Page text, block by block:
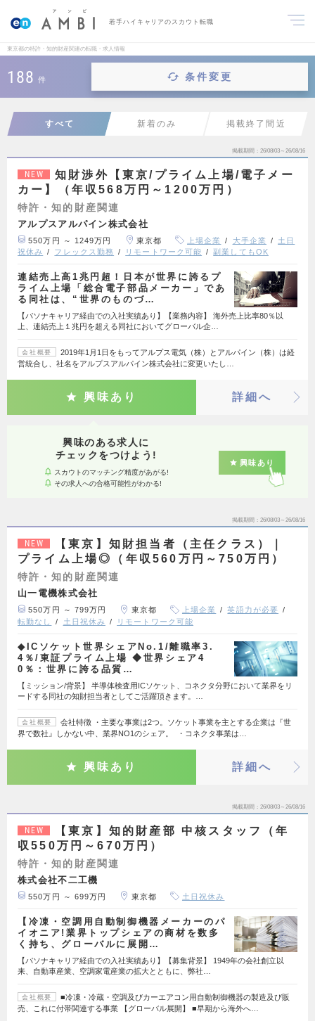
若手ハイキャリアのスカウト転職
東京都の特許・知的財産関連の転職・求人情報
188 件 条件変更
すべて 新着のみ 掲載終了間近
掲載期間 26/08/03～26/08/16
NEW
知財渉外【東京/プライム上場/電子メー
カー】（年収568万円～1200万円）
特許・知的財産関連
アルプスアルパイン株式会社
550万円 ～ 1249万円 東京都 上場企業 大手企業
土日
祝休み
フレックス勤務 リモートワーク可能 副業してもOK
連結売上高1兆円超！日本が世界に誇るプ
ライム上場「総合電子部品メーカー」であ
る同社は、“世界のものづ…
【パソナキャリア経由での入社実績あり】【業務内容】 海外売上比率80％以
上、連結売上１兆円を超える同社においてグローバル企…
会社概要
2019年1月1日をもってアルプス電気（株）とアルパイン（株）は経
営統合し、社名をアルプスアルパイン株式会社に変更いたし…
興味あり 詳細へ
興味のある求人に
チェックをつけよう!
スカウトのマッチング精度があがる!
その求人への合格可能性がわかる!
興味あり
掲載期間 26/08/03～26/08/16
NEW
【東京】知財担当者（主任クラス）｜
プライム上場◎（年収560万円～750万円）
特許・知的財産関連
山一電機株式会社
550万円 ～ 799万円 東京都 上場企業
英語力が必要
転勤なし
土日祝休み リモートワーク可能
◆ICソケット世界シェアNo.1/離職率3.
4％/東証プライム上場 ◆世界シェア4
0％：世界に誇る品質…
【ミッション/背景】 半導体検査用ICソケット、コネクタ分野において業界をリ
ードする同社の知財担当者としてご活躍頂きます。…
会社概要
会社特徴 ・主要な事業は2つ。ソケット事業を主とする企業は『世
界で数社』しかない中、業界NO1のシェア。 ・コネクタ事業は…
興味あり 詳細へ
掲載期間 26/08/03～26/08/16
NEW
【東京】知的財産部 中核スタッフ（年
収550万円～670万円）
特許・知的財産関連
株式会社不二工機
550万円 ～ 699万円 東京都 土日祝休み
【冷凍・空調用自動制御機器メーカーのパ
イオニア!業界トップシェアの商材を数多
く持ち、グローバルに展開…
【パソナキャリア経由での入社実績あり】【募集背景】 1949年の会社創立以
来、自動車産業、空調家電産業の拡大とともに、弊社…
会社概要
■冷凍・冷蔵・空調及びカーエアコン用自動制御機器の製造及び販
売、これに付帯関連する事業 【グローバル展開】 ■早期から海外へ…